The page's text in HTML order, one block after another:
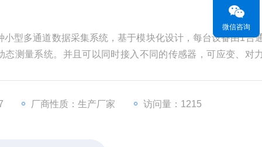
型多通道数据采集系统，基于模块化设计，每台设备由1台
测量系统。并且可以同时接入不同的传感器，可应变、对
厂商性质：生产厂家 访问量：1215
微信咨询